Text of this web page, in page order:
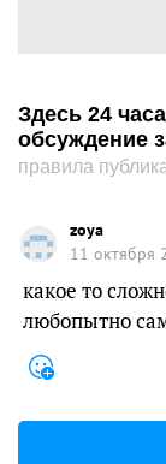
Здесь 24
обсуждение
правила
zoya
11 октября
какое то
любопытно